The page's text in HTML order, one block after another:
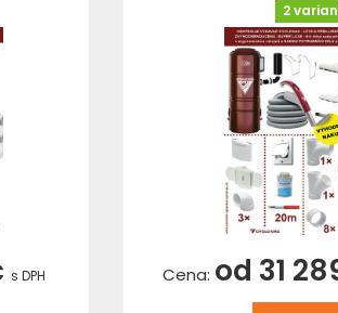
s DPH
2
Cena: od 31